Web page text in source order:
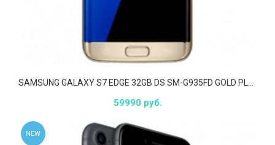
59990 руб.
NEW